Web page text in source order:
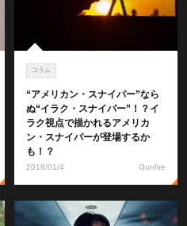
コラム
“アメリカン・スナイパー”なら
ぬ“イラク・スナイパー”！？イ
ラク視点で描かれるアメリカ
ン・スナイパーが登場するか
も！？
2018/01/4 Gunfire